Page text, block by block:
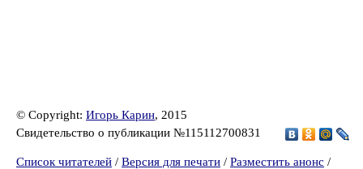
© Copyright: Игорь Карин, 2015
Свидетельство о публикации №115112700831
Список читателей / Версия для печати / Разместить анонс /